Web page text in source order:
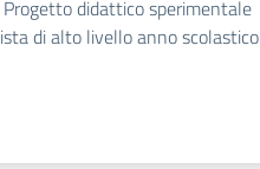
didattico sperimentale
di alto livello anno scolastico